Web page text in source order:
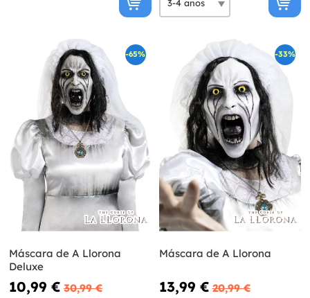
-65%
Máscara de A Llorona
Deluxe
10,99 € 30,99 €
-33%
Máscara de A Llorona
13,99 € 20,99 €